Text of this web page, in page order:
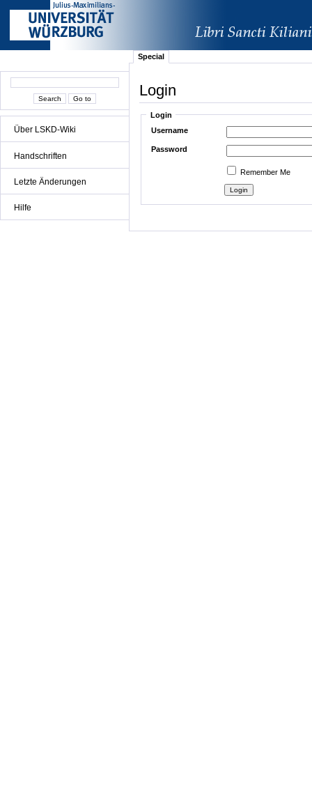
Über LSKD-Wiki
Handschriften
Letzte Änderungen
Hilfe
Special
Login
Login
Username
Password
Remember Me